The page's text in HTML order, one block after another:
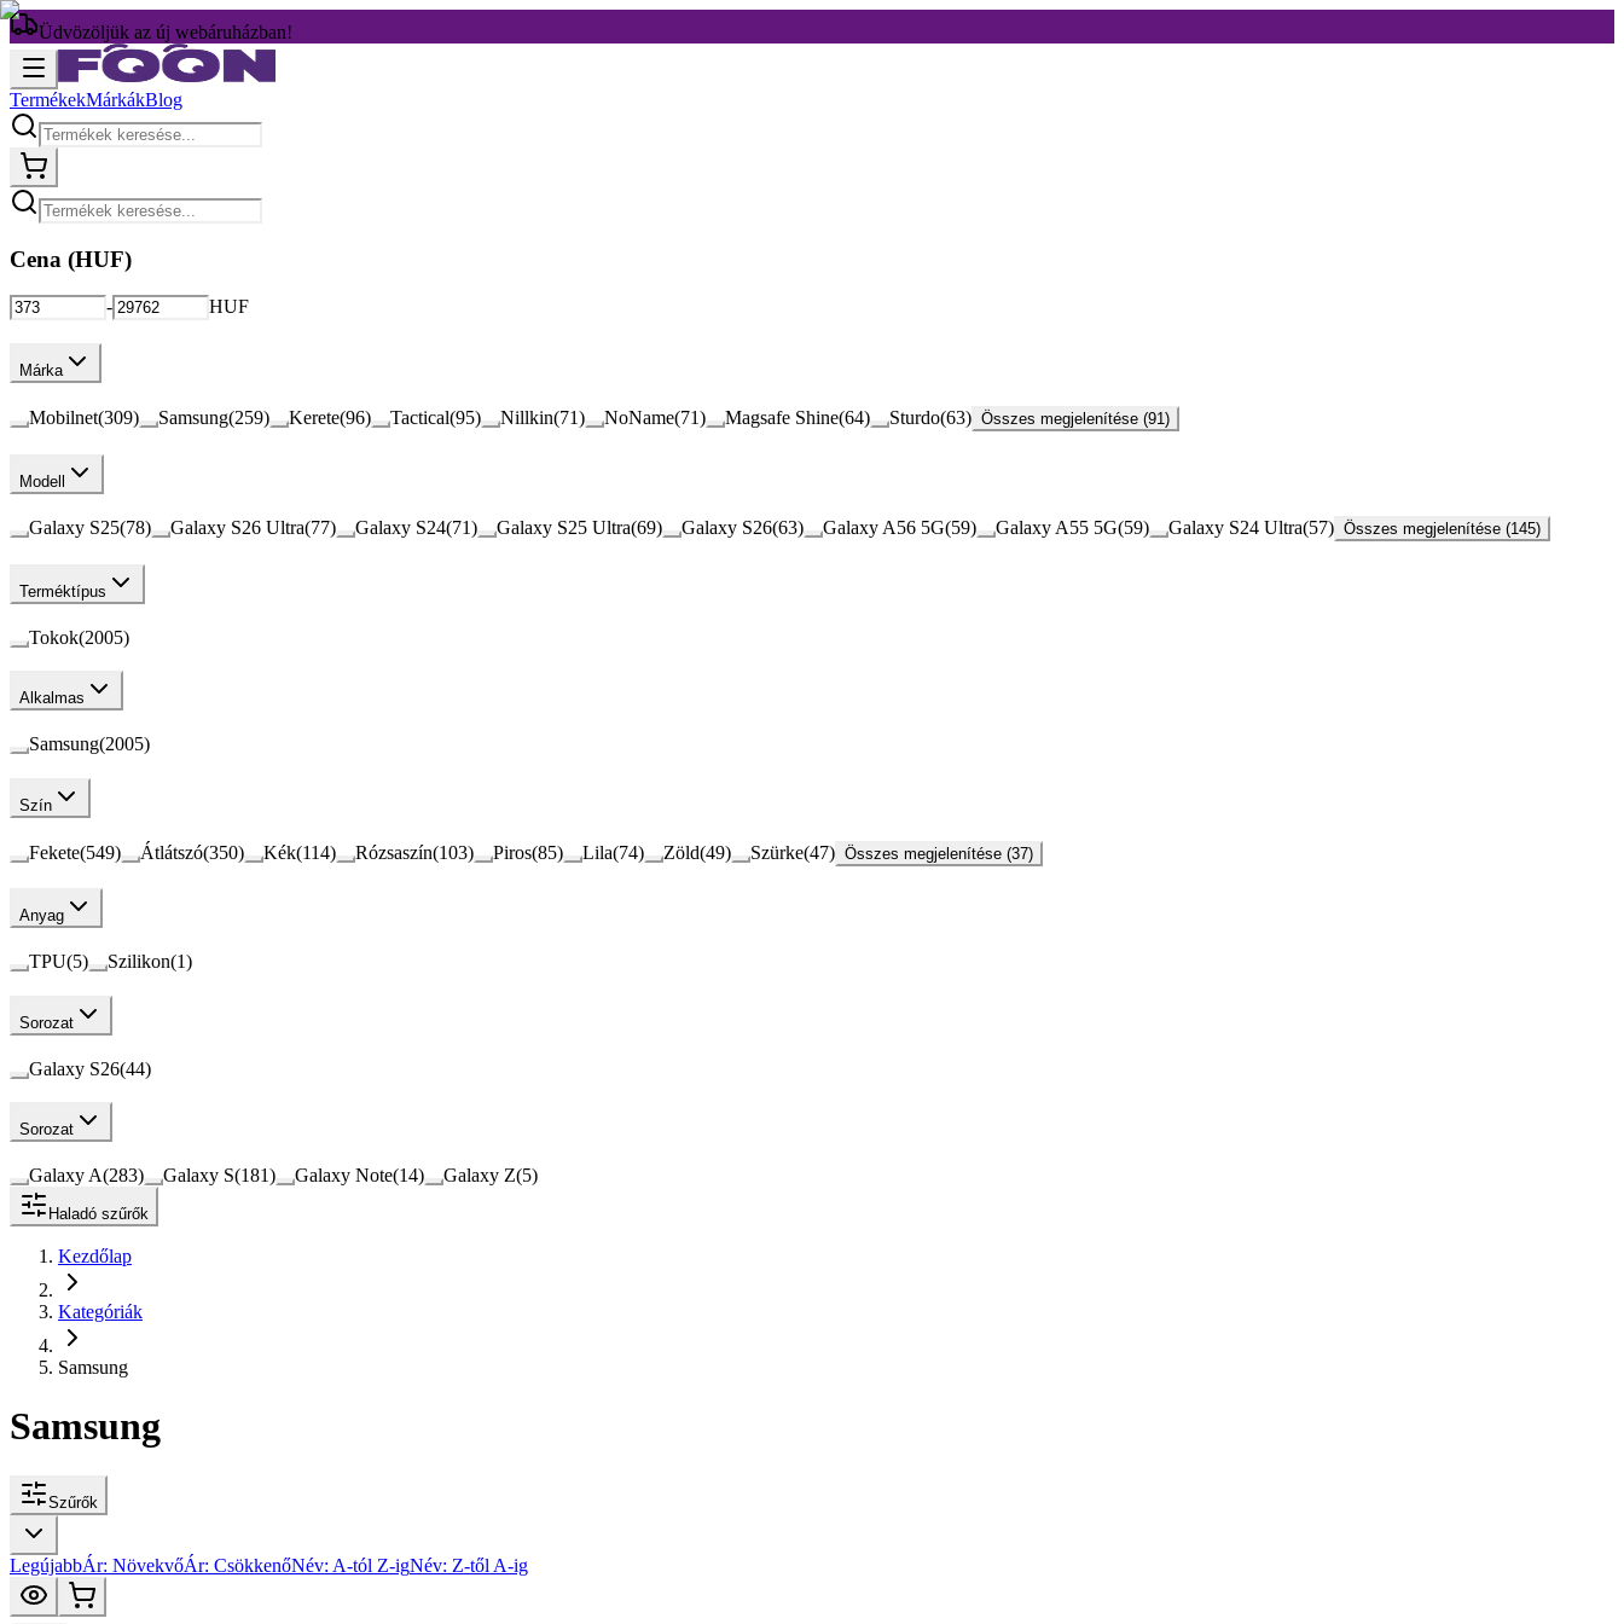
Üdvözöljük az új webáruházban!
TermékekMárkákBlog
Cena (HUF)
- HUF
Márka
Mobilnet(309) Samsung(259) Kerete(96) Tactical(95) Nillkin(71) NoName(71) Magsafe Shine(64) Sturdo(63) Összes megjelenítése (91)
Modell
Galaxy S25(78) Galaxy S26 Ultra(77) Galaxy S24(71) Galaxy S25 Ultra(69) Galaxy S26(63) Galaxy A56 5G(59) Galaxy A55 5G(59) Galaxy S24 Ultra(57) Összes megjelenítése (145)
Terméktípus
Tokok(2005)
Alkalmas
Samsung(2005)
Szín
Fekete(549) Átlátszó(350) Kék(114) Rózsaszín(103) Piros(85) Lila(74) Zöld(49) Szürke(47) Összes megjelenítése (37)
Anyag
TPU(5) Szilikon(1)
Sorozat
Galaxy S26(44)
Sorozat
Galaxy A(283) Galaxy S(181) Galaxy Note(14) Galaxy Z(5)
Haladó szűrők
Kezdőlap
Kategóriák
Samsung
Samsung
Szűrők
LegújabbÁr: NövekvőÁr: CsökkenőNév: A-tól Z-igNév: Z-től A-ig